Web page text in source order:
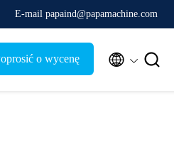
E-mail papaind@papamachine.com
o wycenę  